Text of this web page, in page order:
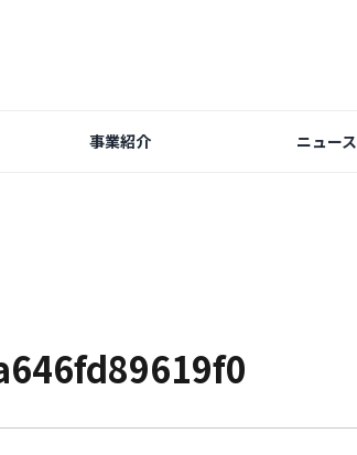
事業紹介 ニュース